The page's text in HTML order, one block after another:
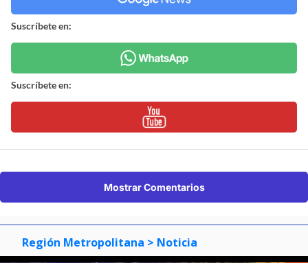
Suscríbete en:
Suscríbete en:
Mostrar Comentarios
Región Metropolitana > Noticia